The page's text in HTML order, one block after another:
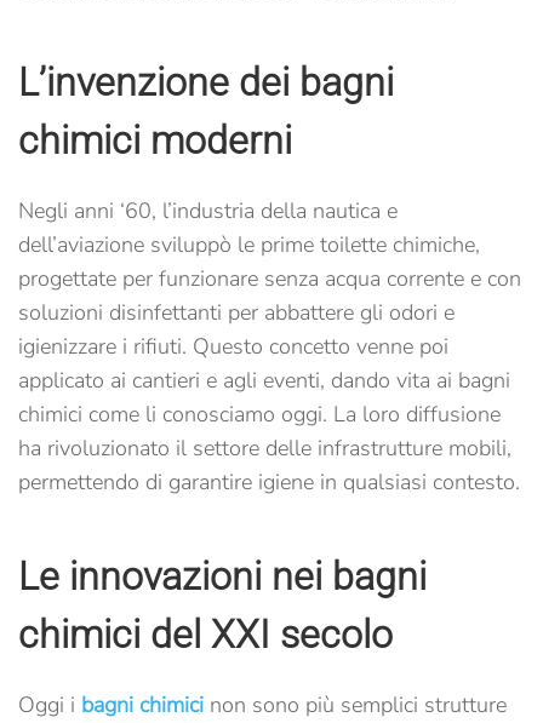
L’invenzione dei bagni
chimici moderni
Negli anni ‘60, l’industria della nautica e
dell’aviazione sviluppò le prime toilette chimiche,
progettate per funzionare senza acqua corrente e con
soluzioni disinfettanti per abbattere gli odori e
igienizzare i rifiuti. Questo concetto venne poi
applicato ai cantieri e agli eventi, dando vita ai bagni
chimici come li conosciamo oggi. La loro diffusione
ha rivoluzionato il settore delle infrastrutture mobili,
permettendo di garantire igiene in qualsiasi contesto.
Le innovazioni nei bagni
chimici del XXI secolo
Oggi i bagni chimici non sono più semplici strutture